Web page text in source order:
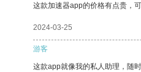
这款加速器app的价格有点贵，
2024-03-25
游客
这款app就像我的私人助理，随